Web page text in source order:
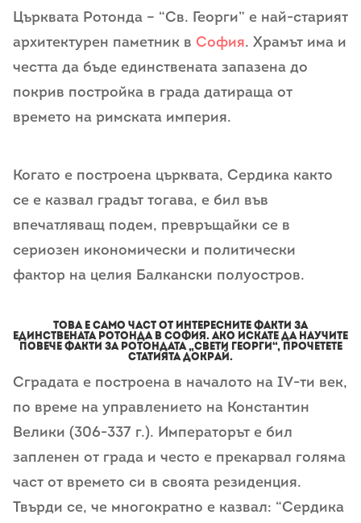
Църквата Ротонда – “Св. Георги” е най-старият
архитектурен паметник в София. Храмът има и
честта да бъде единствената запазена до
покрив постройка в града датираща от
времето на римската империя.
Когато е построена църквата, Сердика както
се е казвал градът тогава, е бил във
впечатляващ подем, превръщайки се в
сериозен икономически и политически
фактор на целия Балкански полуостров.
Това е само част от интересните факти за
единствената ротонда в София. Ако искате да научите
повече факти за Ротондата „Свети Георги“, прочетете
статията докрай.
Сградата е построена в началото на IV-ти век,
по време на управлението на Константин
Велики (306-337 г.). Императорът е бил
запленен от града и често е прекарвал голяма
част от времето си в своята резиденция.
Твърди се, че многократно е казвал: “Сердика